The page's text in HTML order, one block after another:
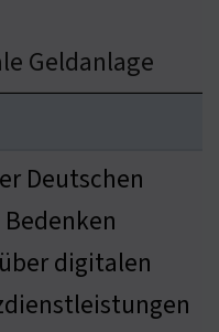
Geldanlage
Deutschen
digitalen